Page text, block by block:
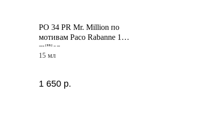
PO 34 PR Mr. Million по
мотивам Paco Rabanne 1
million
15 мл
1 650 р.